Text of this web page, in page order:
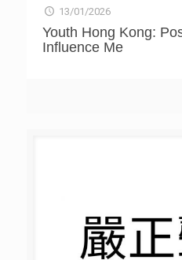
13/01/2026
Youth Hong Kong:
Influence Me